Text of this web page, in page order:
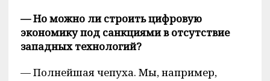
— Но можно ли строить цифровую
экономику под санкциями в отсутствие
западных технологий?
— Полнейшая чепуха. Мы, например,